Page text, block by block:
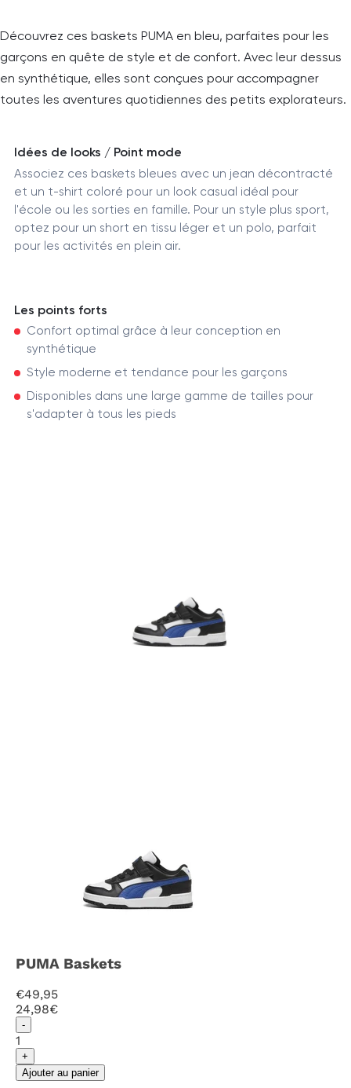
Découvrez ces baskets PUMA en bleu, parfaites pour les
garçons en quête de style et de confort. Avec leur dessus
en synthétique, elles sont conçues pour accompagner
toutes les aventures quotidiennes des petits explorateurs.
Idées de looks / Point mode
Associez ces baskets bleues avec un jean décontracté
et un t-shirt coloré pour un look casual idéal pour
l'école ou les sorties en famille. Pour un style plus sport,
optez pour un short en tissu léger et un polo, parfait
pour les activités en plein air.
Les points forts
Confort optimal grâce à leur conception en
synthétique
Style moderne et tendance pour les garçons
Disponibles dans une large gamme de tailles pour
s'adapter à tous les pieds
PUMA Baskets
€49,95
24,98€
-
1
+
Ajouter au panier